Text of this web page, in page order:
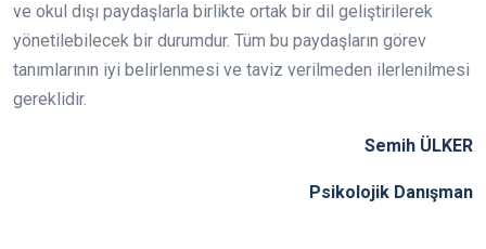
ve okul dışı paydaşlarla birlikte ortak bir dil geliştirilerek
yönetilebilecek bir durumdur. Tüm bu paydaşların görev
tanımlarının iyi belirlenmesi ve taviz verilmeden ilerlenilmesi
gereklidir.
Semih ÜLKER
Psikolojik Danışman